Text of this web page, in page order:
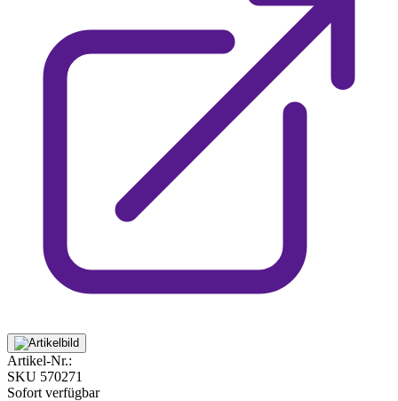
Artikel-Nr.:
SKU 570271
Sofort verfügbar